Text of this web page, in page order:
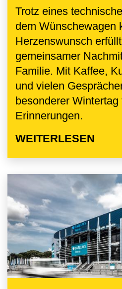
Trotz eines
dem Wünschewagen
Herzenswunsch
gemeinsamer
Familie. Mit Kaffee,
und vielen
besonderer
Erinnerungen.
WEITERLESEN